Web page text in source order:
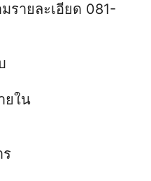
รายละเอียด 081-
ยใน